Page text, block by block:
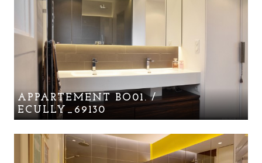
APPARTEMENT BO01. /
ECULLY_69130